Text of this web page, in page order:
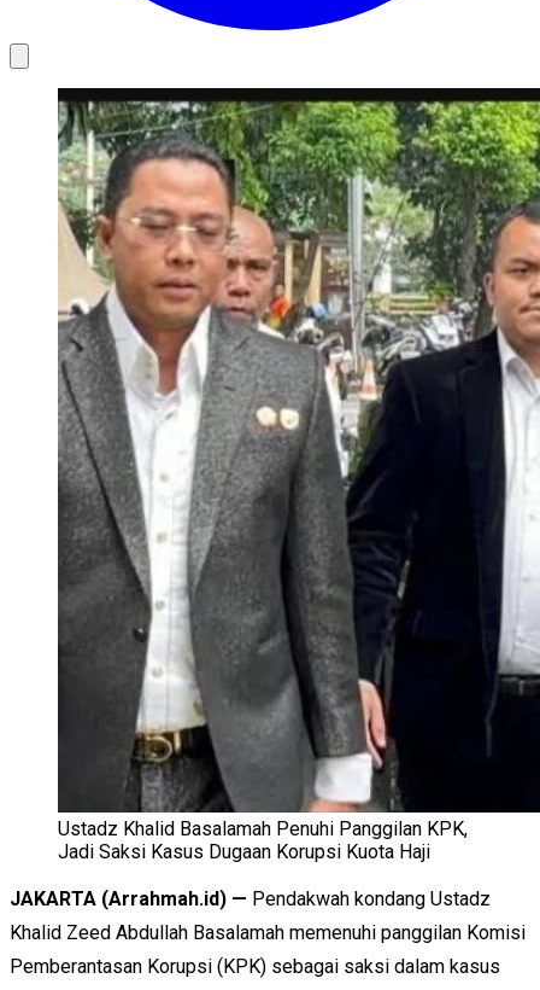
Ustadz Khalid Basalamah Penuhi Panggilan KPK,
Jadi Saksi Kasus Dugaan Korupsi Kuota Haji
JAKARTA (Arrahmah.id) — Pendakwah kondang Ustadz
Khalid Zeed Abdullah Basalamah memenuhi panggilan Komisi
Pemberantasan Korupsi (KPK) sebagai saksi dalam kasus